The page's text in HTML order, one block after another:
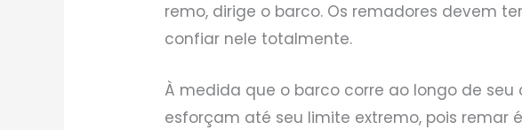
remo, dirige o barco. Os remadores devem
confiar nele totalmente.
À medida que o barco corre ao longo de seu
esforçam até seu limite extremo, pois remar